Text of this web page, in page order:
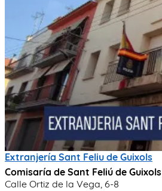
Extranjería Sant Feliu de Guixols
Comisaría de Sant Feliú de Guixols
Calle Ortiz de la Vega, 6-8